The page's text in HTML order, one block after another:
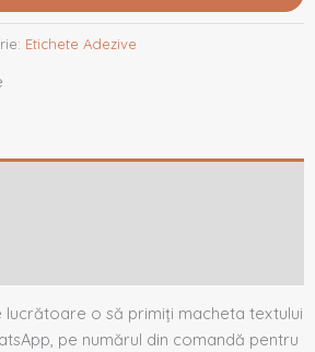
Etichete Adezive
lucrătoare o să primiți macheta textului
pe numărul din comandă pentru